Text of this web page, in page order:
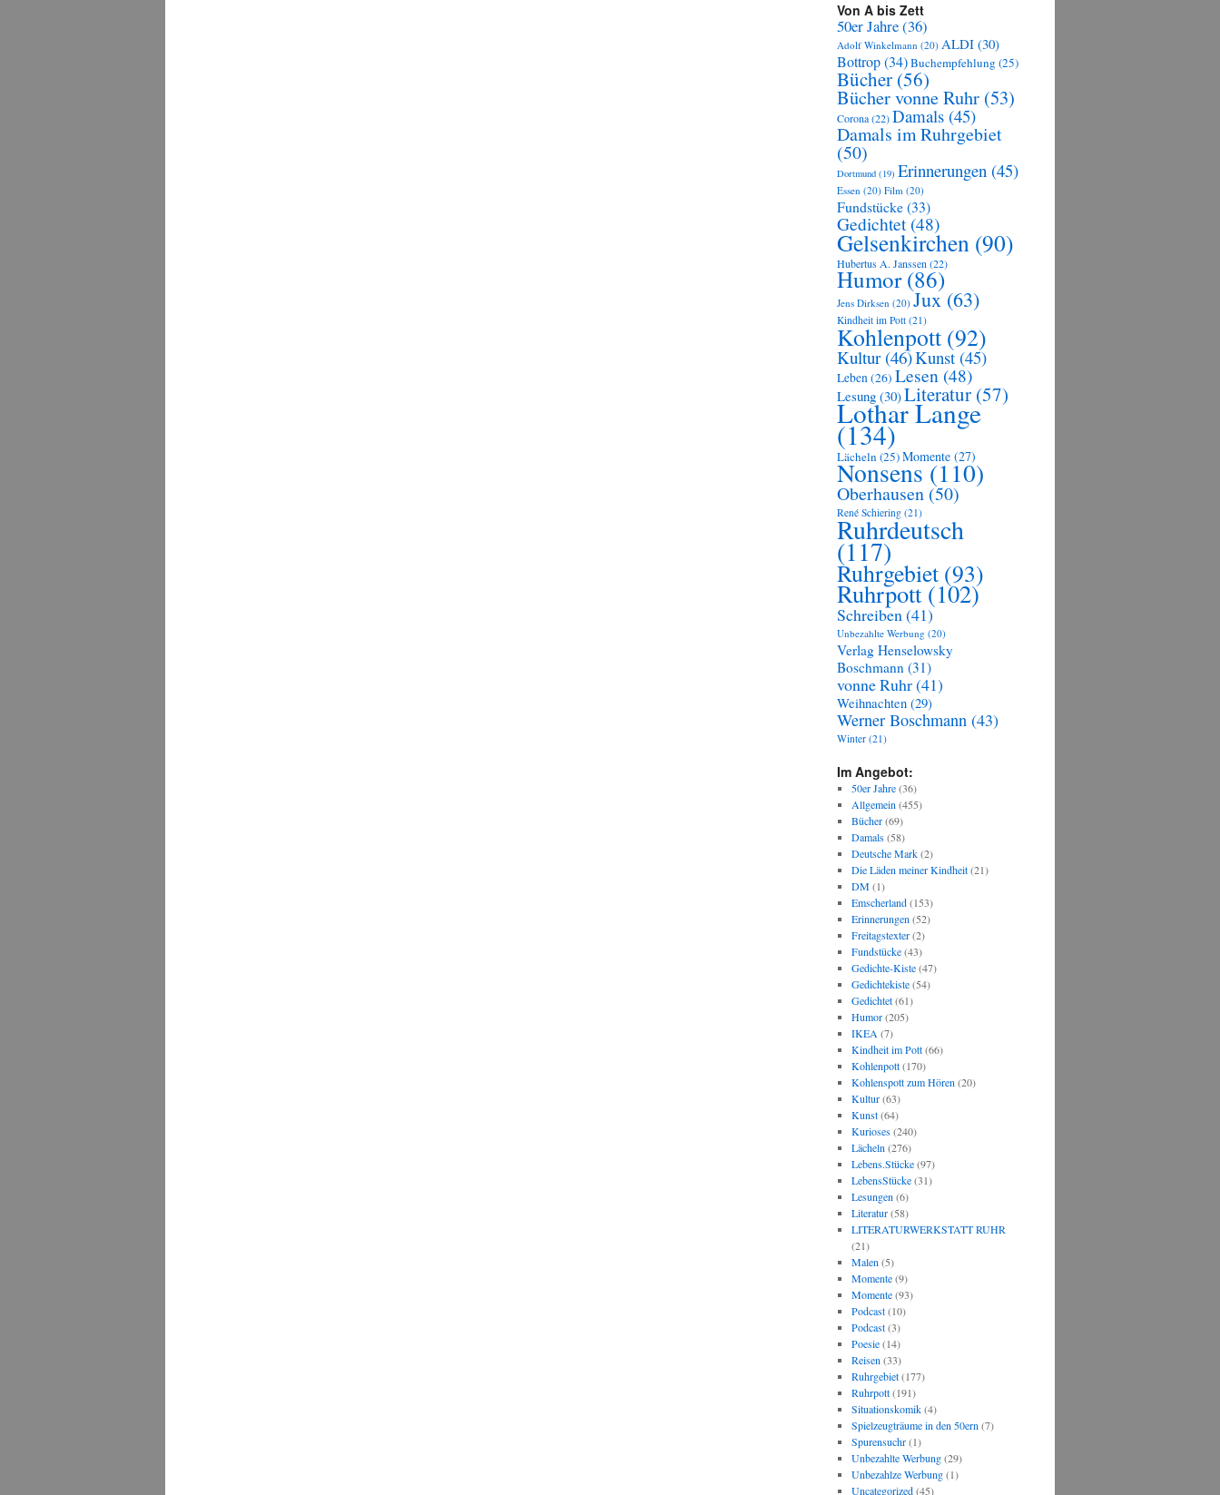
Von A bis Zett
50er Jahre(36)
Adolf Winkelmann (20) ALDI (30)
Bottrop(34)Buchempfehlung (25)
Bücher (56)
Bücher vonne Ruhr (53)
Corona(22)Damals (45)
Damals im Ruhrgebiet
(50)
Dortmund (19) Erinnerungen (45)
Essen (20) Film (20)
Fundstücke(33)
Gedichtet(48)
Gelsenkirchen (90)
Hubertus A. Janssen(22)
Humor(86)
Jens Dirksen (20) Jux (63)
Kindheit im Pott (21)
Kohlenpott (92)
Kultur(46)Kunst (45)
Leben(26) Lesen (48)
Lesung (30)Literatur (57)
Lothar Lange
(134)
Lächeln (25)Momente (27)
Nonsens(110)
Oberhausen (50)
René Schiering (21)
Ruhrdeutsch
(117)
Ruhrgebiet (93)
Ruhrpott(102)
Schreiben(41)
Unbezahlte Werbung (20)
Verlag Henselowsky
Boschmann (31)
vonne Ruhr(41)
Weihnachten (29)
Werner Boschmann (43)
Winter (21)
Im Angebot:
50er Jahre(36)
Allgemein(455)
Bücher(69)
Damals(58)
Deutsche Mark(2)
Die Läden meiner Kindheit(21)
DM(1)
Emscherland(153)
Erinnerungen(52)
Freitagstexter(2)
Fundstücke(43)
Gedichte-Kiste(47)
Gedichtekiste(54)
Gedichtet(61)
Humor(205)
IKEA(7)
Kindheit im Pott(66)
Kohlenpott(170)
Kohlenspott zum Hören(20)
Kultur(63)
Kunst(64)
Kurioses(240)
Lächeln(276)
Lebens.Stücke(97)
LebensStücke(31)
Lesungen(6)
Literatur(58)
LITERATURWERKSTATT RUHR
(21)
Malen(5)
Momente(9)
Momente(93)
Podcast(10)
Podcast(3)
Poesie(14)
Reisen(33)
Ruhrgebiet(177)
Ruhrpott(191)
Situationskomik(4)
Spielzeugträume in den 50ern(7)
Spurensuchr(1)
Unbezahlte Werbung(29)
Unbezahlze Werbung(1)
Uncategorized(45)